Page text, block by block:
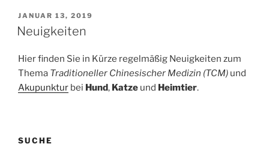
VERÖFFENTLICHT
AM
JANUAR 13, 2019
Neuigkeiten
Hier finden Sie in Kürze regelmäßig Neuigkeiten zum
Thema Traditioneller Chinesischer Medizin (TCM) und
Akupunktur bei Hund, Katze und Heimtier.
SUCHE